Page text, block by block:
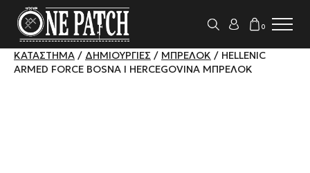
0
ΚΑΤΆΣΤΗΜΑ / ΔΗΜΙΟΥΡΓΊΕΣ / ΜΠΡΕΛΌΚ / HELLENIC
ARMED FORCE BOSNA I HERCEGOVINA ΜΠΡΕΛΟΚ